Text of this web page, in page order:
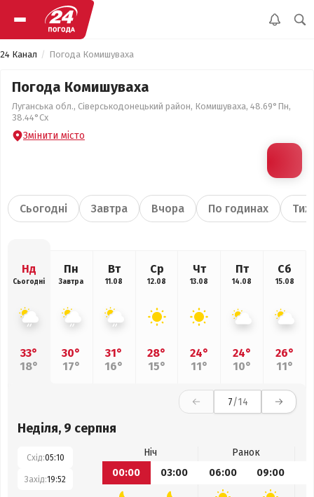
24 Канал Погода Комишуваха
Погода Комишуваха
Луганська обл., Сіверськодонецький район, Комишуваха, 48.69°Пн,
38.44°Сх
Змінити місто
Сьогодні Завтра Вчора По годинах
Нд
Сьогодні
33°
18°
Пн
Завтра
30°
17°
Вт
11.08
31°
16°
Ср
12.08
28°
15°
Чт
13.08
24°
11°
Пт
14.08
24°
10°
Сб
15.08
26°
11°
7/14
Неділя, 9 серпня
Схід:05:10
Захід:19:52
Ніч
Ранок
00:00
03:00 06:00 09:00